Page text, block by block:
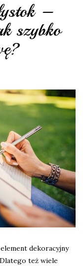
–
szybko
dekoracyjny
też wiele